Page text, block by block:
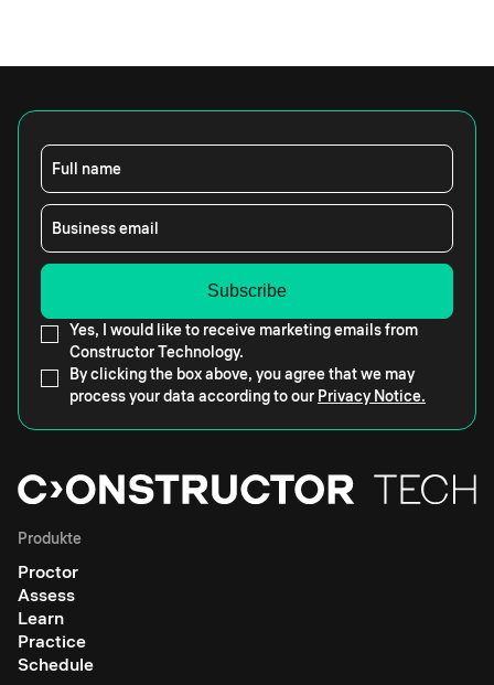
Full name
Business email
Yes, I would like to receive marketing emails from
Constructor Technology.
By clicking the box above, you agree that we may
process your data according to our Privacy Notice.
Produkte
Proctor
Assess
Learn
Practice
Schedule